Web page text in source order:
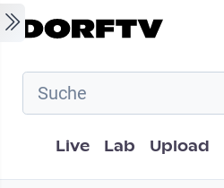
Skip to main content
Hauptnavigation
Live Lab Upload